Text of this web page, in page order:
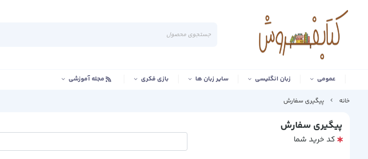
عمومی زبان انگلیسی سایر زبان ها بازی فکری مجله آموزشی
خانه پیگیری سفارش
پیگیری سفارش
کد خرید شما